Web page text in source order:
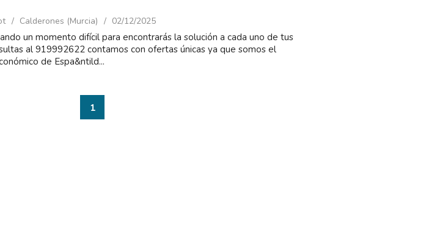
Calderones (Murcia) 02/12/2025
un momento difícil para encontrarás la solución a cada uno de tus
al 919992622 contamos con ofertas únicas ya que somos el
de Espa&ntild...
1